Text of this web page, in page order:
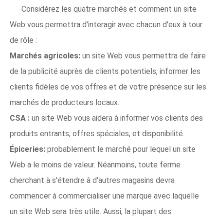
Considérez les quatre marchés et comment un site
Web vous permettra d'interagir avec chacun d'eux à tour
de rôle :
Marchés agricoles: un site Web vous permettra de faire
de la publicité auprès de clients potentiels, informer les
clients fidèles de vos offres et de votre présence sur les
marchés de producteurs locaux.
CSA : un site Web vous aidera à informer vos clients des
produits entrants, offres spéciales, et disponibilité.
Épiceries: probablement le marché pour lequel un site
Web a le moins de valeur. Néanmoins, toute ferme
cherchant à s'étendre à d'autres magasins devra
commencer à commercialiser une marque avec laquelle
un site Web sera très utile. Aussi, la plupart des